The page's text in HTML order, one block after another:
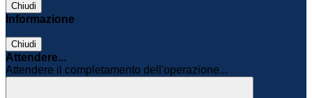
Chiudi
Informazione
Chiudi
Attendere...
Attendere il completamento dell'operazione...